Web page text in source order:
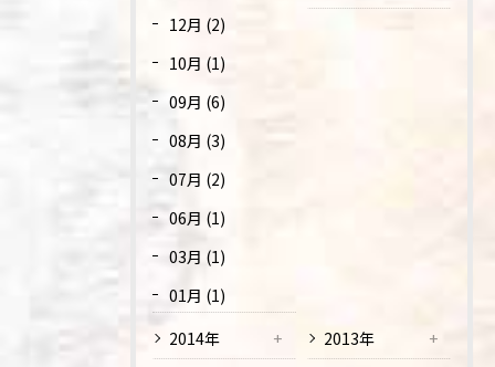
12月 (2)
10月 (1)
09月 (6)
08月 (3)
07月 (2)
06月 (1)
03月 (1)
01月 (1)
2014年 2013年